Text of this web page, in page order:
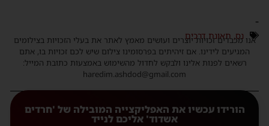
-
נס, תאונת דרכים
אנו מכבדים זכויות יוצרים ועושים מאמץ לאתר את בעלי הזכויות בצילומים
המגיעים לידינו. אם זיהיתים בפרסומינו צילום שיש לכם זכויות בו, אתם
רשאים לפנות אלינו ולבקש לחדול מהשימוש באמצעות כתובת המייל:
haredim.ashdod@gmail.com
הורידו עכשיו את האפליקצייה המובילה של 'חרדים
אשדוד' אליכם לנייד